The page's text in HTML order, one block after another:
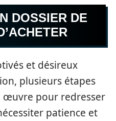
DOSSIER DE
et désireux
plusieurs étapes
œuvre pour redresser
patience et